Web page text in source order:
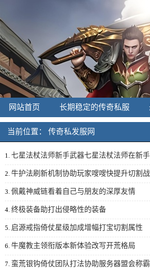
网站首页 长期稳定的传奇私服
新开中变传奇
刚开一秒私服
当前位置： 传奇私发服网
1. 七星法杖法师新手武器七星法杖法师在新
2. 牛护法刷新机制协助玩家嗖嗖快提升切割
3. 佩戴神威链看着自己与朋友的深厚友情
4. 终极装备助打出侵略性的装备
5. 启源戒指倚仗星级加成增幅打宝切割属性
6. 牛魔教主领衔版本新体验改写开荒格局
7. 蛮荒银钩倚仗团队打法协助服务器盟会称